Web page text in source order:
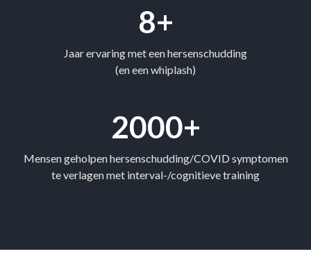
8+
Jaar ervaring met een hersenschudding
(en een whiplash)
2000+
Mensen geholpen hersenschudding/COVID symptomen
te verlagen met interval-/cognitieve training